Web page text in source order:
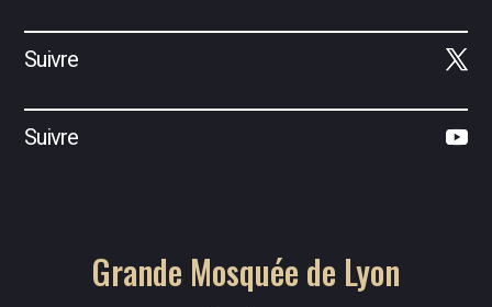
Suivre
Suivre
Grande Mosquée de Lyon